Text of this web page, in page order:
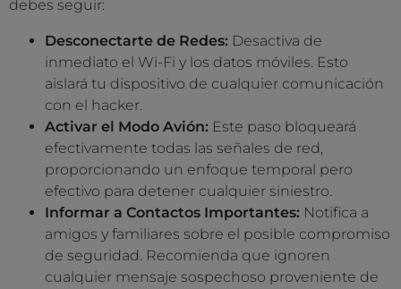
debes seguir:
Desconectarte de Redes: Desactiva de
inmediato el Wi-Fi y los datos móviles. Esto
aislará tu dispositivo de cualquier comunicación
con el hacker.
Activar el Modo Avión: Este paso bloqueará
efectivamente todas las señales de red,
proporcionando un enfoque temporal pero
efectivo para detener cualquier siniestro.
Informar a Contactos Importantes: Notifica a
amigos y familiares sobre el posible compromiso
de seguridad. Recomienda que ignoren
cualquier mensaje sospechoso proveniente de